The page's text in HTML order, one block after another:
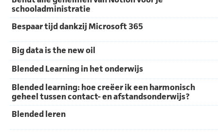
schooladministratie
Bespaar tijd dankzij Microsoft 365
Big data is the new oil
Blended Learning in het onderwijs
Blended learning: hoe creëer ik een harmonisch
geheel tussen contact- en afstandsonderwijs?
Blended leren